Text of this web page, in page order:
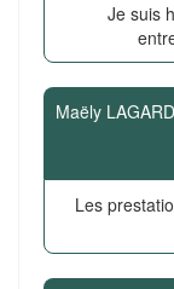
Je suis
Maëly
Les